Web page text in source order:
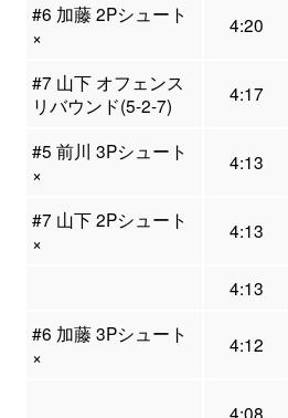
#6 加藤 2Pシュート
×
4:20
#7 山下 オフェンス
リバウンド(5-2-7)
4:17
#5 前川 3Pシュート
×
4:13
#7 山下 2Pシュート
×
4:13
4:13
#6 加藤 3Pシュート
×
4:12
4:08